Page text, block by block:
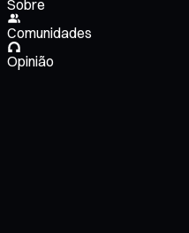
Sobre
Comunidades
Opinião